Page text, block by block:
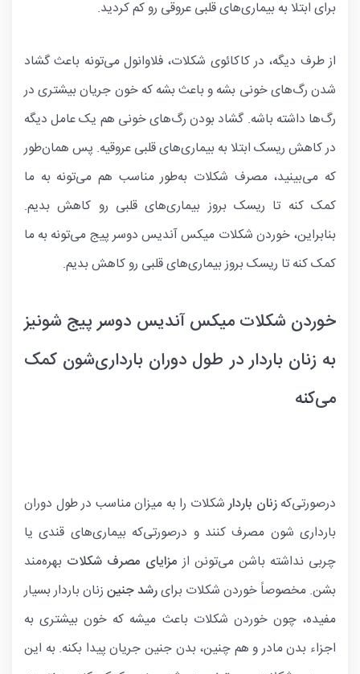
برای ابتلا به بیماری‌های قلبی عروقی رو کم کردید.
از طرف دیگه، در کاکائوی شکلات، فلاوانول می‌تونه باعث گشاد
شدن رگ‌های خونی بشه و باعث بشه که خون جریان بیشتری در
رگ‌ها داشته باشه. گشاد بودن رگ‌های خونی هم یک عامل دیگه
در کاهش ریسک ابتلا به بیماری‌های قلبی عروقیه. پس همان‌طور
که می‌بینید، مصرف شکلات به‌طور مناسب هم می‌تونه به ما
کمک کنه تا ریسک بروز بیماری‌های قلبی رو کاهش بدیم.
بنابراین، خوردن شکلات میکس آندیس دوسر پیج می‌تونه به ما
کمک کنه تا ریسک بروز بیماری‌های قلبی رو کاهش بدیم.
خوردن شکلات میکس آندیس دوسر پیج شونیز
به زنان باردار در طول دوران بارداری‌شون کمک
می‌کنه
درصورتی‌کهزنان باردارشکلات را به میزان مناسب در طول دوران
بارداری شون مصرف کنند و درصورتی‌که بیماری‌های قندی یا
چربی نداشته باشن می‌تونن از مزایای مصرف شکلات بهره‌مند
بشن. مخصوصاً خوردن شکلات برایرشد جنینزنان باردار بسیار
مفیده، چون خوردن شکلات باعث میشه که خون بیشتری به
اجزاء بدن مادر و هم چنین، بدن جنین جریان پیدا بکنه. به این